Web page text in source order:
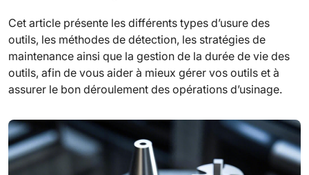
Cet article présente les différents types d’usure des
outils, les méthodes de détection, les stratégies de
maintenance ainsi que la gestion de la durée de vie des
outils, afin de vous aider à mieux gérer vos outils et à
assurer le bon déroulement des opérations d’usinage.